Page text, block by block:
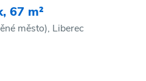
67 m²
město), Liberec